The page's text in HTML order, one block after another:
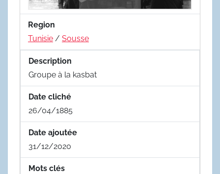
Region
Tunisie / Sousse
Description
Groupe à la kasbat
Date cliché
26/04/1885
Date ajoutée
31/12/2020
Mots clés